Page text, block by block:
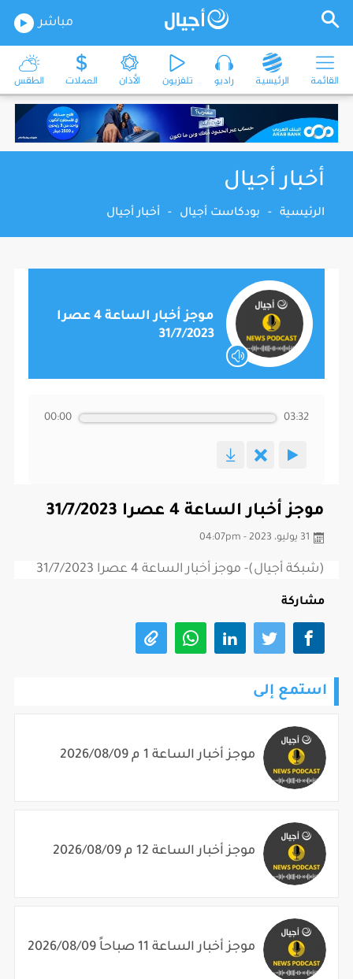
مباشر
القائمة الرئيسية راديو تلفزيون الأذان العملات الطقس
أخبار أجيال
الرئيسية - بودكاست أجيال - أخبار أجيال
موجز أخبار الساعة 4 عصرا
31/7/2023
00:00 03:32
موجز أخبار الساعة 4 عصرا 31/7/2023
31 يوليو، 2023 - 04:07pm
(شبكة أجيال)- موجز أخبار الساعة 4 عصرا 31/7/2023
مشاركة
استمع إلى
موجز أخبار الساعة 1 م 2026/08/09
موجز أخبار الساعة 12 م 2026/08/09
موجز أخبار الساعة 11 صباحاً 2026/08/09